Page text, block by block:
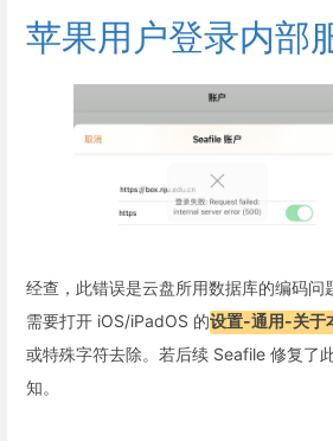
苹果用户登录内部
经查，此错误是云盘所用数据库的编码问
需要打开 iOS/iPadOS 的设置-通用-关于
或特殊字符去除。若后续 Seafile 修复了
知。